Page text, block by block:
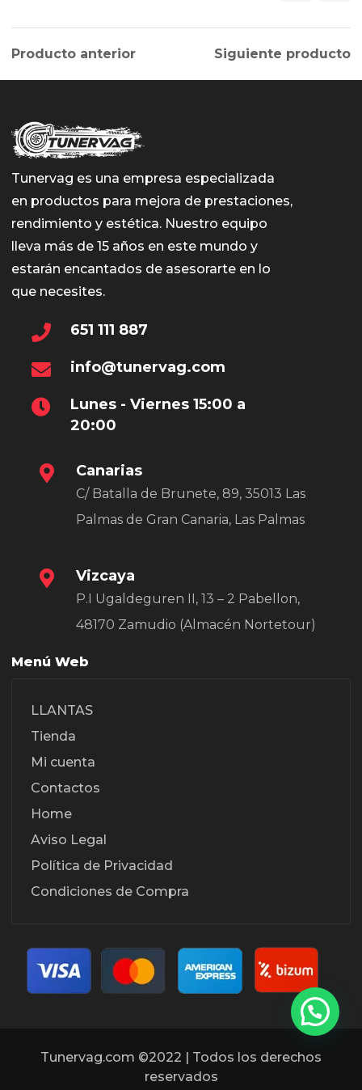
Producto anterior Siguiente producto
Tunervag es una empresa especializada
en productos para mejora de prestaciones,
rendimiento y estética. Nuestro equipo
lleva más de 15 años en este mundo y
estarán encantados de asesorarte en lo
que necesites.
651 111 887
info@tunervag.com
Lunes - Viernes 15:00 a
20:00
Canarias
C/ Batalla de Brunete, 89, 35013 Las
Palmas de Gran Canaria, Las Palmas
Vizcaya
P.I Ugaldeguren II, 13 – 2 Pabellon,
48170 Zamudio (Almacén Nortetour)
Menú Web
LLANTAS
Tienda
Mi cuenta
Contactos
Home
Aviso Legal
Política de Privacidad
Condiciones de Compra
Tunervag.com ©2022 | Todos los derechos
reservados